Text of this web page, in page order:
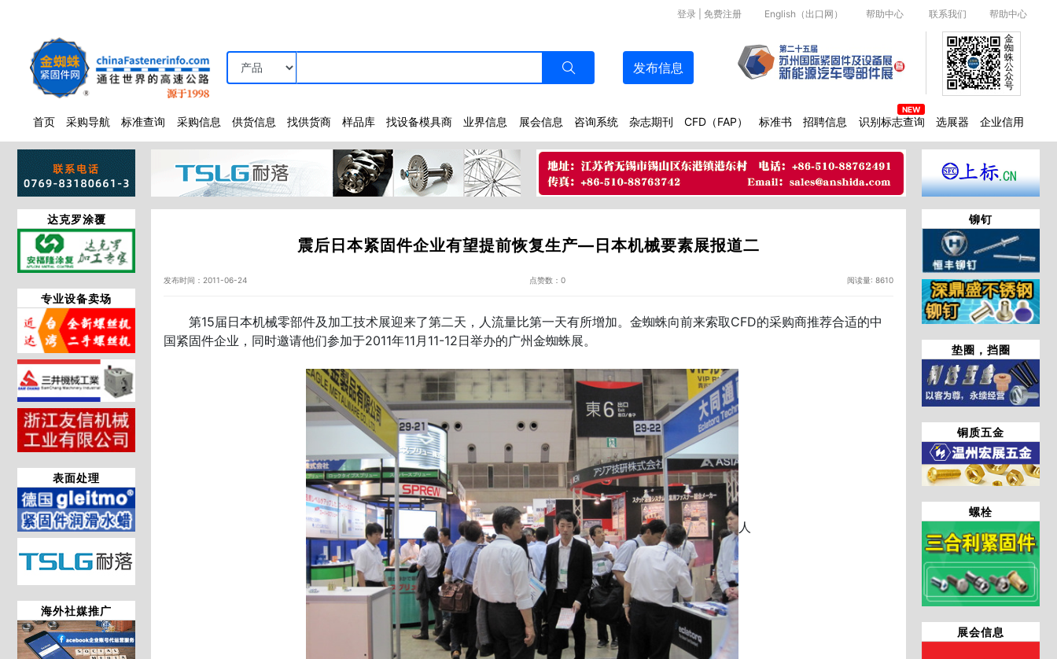
English（出口网） 帮助中心 联系我们 帮助中心
登录 免费注册
发布信息
首页 采购导航 标准查询 采购信息 供货信息 找供货商 样品库 找设备模具商 业界信息 展会信息 咨询系统 杂志期刊 CFD（FAP） 标准书 招聘信息 识别标志查询 选展器 企业信用
金
蜘
蛛
公
众
号
达克罗涂覆
专业设备卖场
表面处理
海外社媒推广
铆钉
垫圈，挡圈
铜质五金
螺栓
展会信息
震后日本紧固件企业有望提前恢复生产—日本机械要素展报道二
发布时间：2011-06-24 点赞数：0 阅读量: 8610
第15届日本机械零部件及加工技术展迎来了第二天，人流量比第一天有所增加。金蜘蛛向前来索取CFD的采购商推荐合适的中
国紧固件企业，同时邀请他们参加于2011年11月11-12日举办的广州金蜘蛛展。
人